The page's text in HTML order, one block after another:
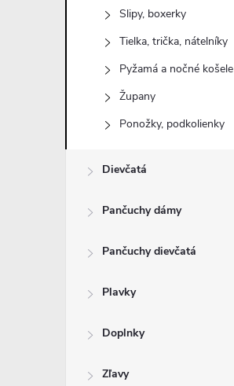
n
Slipy, boxerky
Tielka, trička, nátelníky
Pyžamá a nočné košele
Župany
Ponožky, podkolienky
Dievčatá
Pančuchy dámy
Pančuchy dievčatá
Plavky
Doplnky
Zľavy